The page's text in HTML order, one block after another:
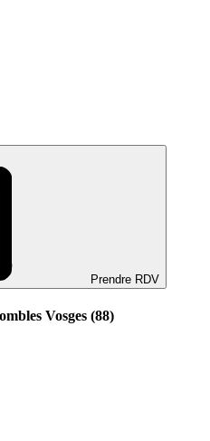
Prendre RDV
Vosges (88)